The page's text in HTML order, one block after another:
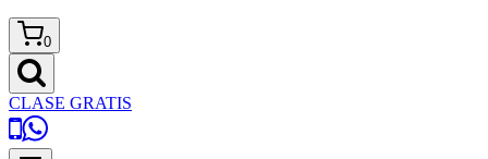
0
CLASE GRATIS